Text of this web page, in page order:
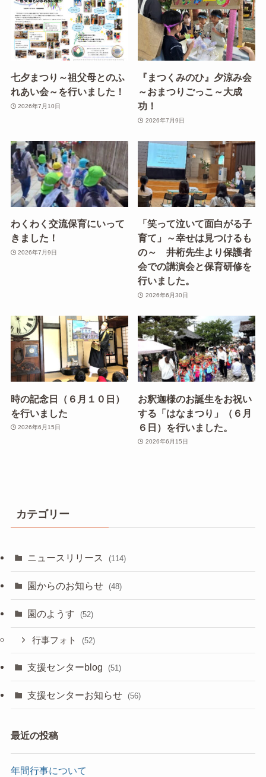
七夕まつり～祖父母とのふ
れあい会～を行いました！
2026年7月10日
『まつくみのひ』夕涼み会
～おまつりごっこ～大成
功！
2026年7月9日
わくわく交流保育にいって
きました！
2026年7月9日
「笑って泣いて面白がる子
育て」～幸せは見つけるも
の～ 井桁先生より保護者
会での講演会と保育研修を
行いました。
2026年6月30日
時の記念日（６月１０日）
を行いました
2026年6月15日
お釈迦様のお誕生をお祝い
する「はなまつり」（６月
６日）を行いました。
2026年6月15日
カテゴリー
ニュースリリース (114)
園からのお知らせ (48)
園のようす (52)
行事フォト (52)
支援センターblog (51)
支援センターお知らせ (56)
最近の投稿
年間行事について